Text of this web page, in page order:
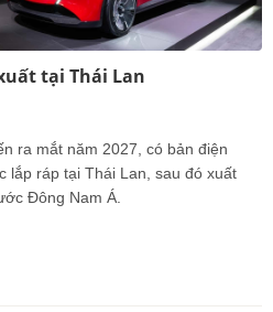
tại Thái Lan
ra mắt năm 2027, có bản điện
lắp ráp tại Thái Lan, sau đó xuất
Đông Nam Á.